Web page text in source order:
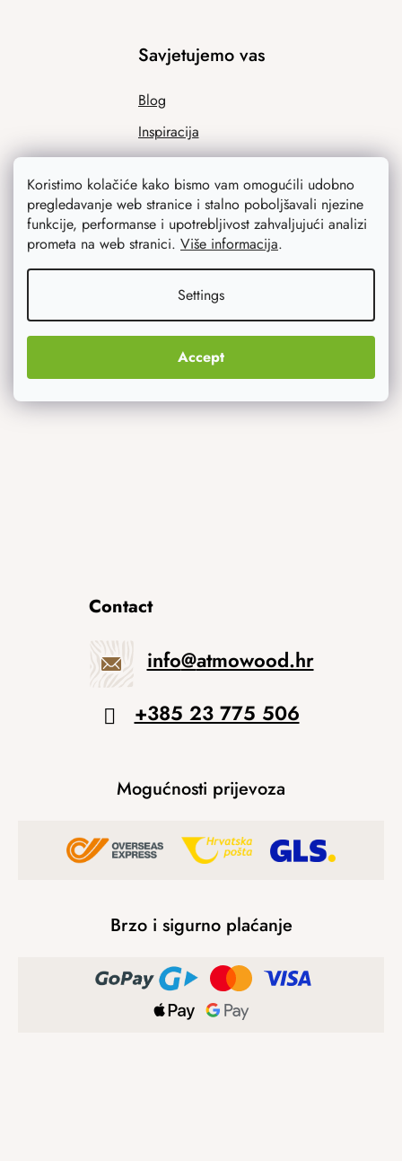
Koristimo kolačiće kako bismo vam omogućili udobno
pregledavanje web stranice i stalno poboljšavali njezine
funkcije, performanse i upotrebljivost zahvaljujući analizi
prometa na web stranici. Više informacija.
Settings
Accept
Savjetujemo vas
Blog
Inspiracija
Ono što vas najviše zanima
Originalni pokloni
Contact
info@atmowood.hr
+385 23 775 506
Mogućnosti prijevoza
Brzo i sigurno plaćanje